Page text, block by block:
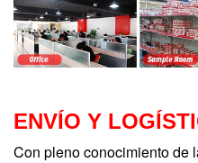
ENVÍO Y
Con pleno conocimiento de